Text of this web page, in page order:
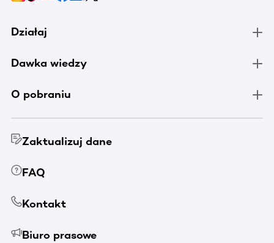
Działaj
Dawka wiedzy
O pobraniu
Zaktualizuj dane
FAQ
Kontakt
Biuro prasowe